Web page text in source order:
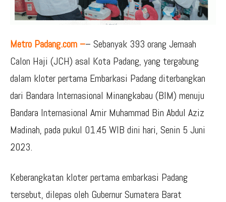
Metro Padang.com –– Sebanyak 393 orang Jemaah
Calon Haji (JCH) asal Kota Padang, yang tergabung
dalam kloter pertama Embarkasi Padang diterbangkan
dari Bandara Internasional Minangkabau (BIM) menuju
Bandara Internasional Amir Muhammad Bin Abdul Aziz
Madinah, pada pukul 01.45 WIB dini hari, Senin 5 Juni
2023.
Keberangkatan kloter pertama embarkasi Padang
tersebut, dilepas oleh Gubernur Sumatera Barat